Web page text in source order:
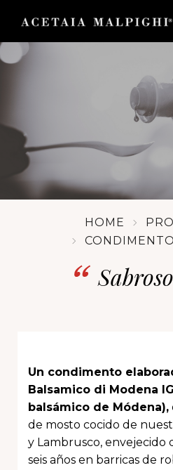
HOME
Un condimento
Balsamico di Modena
balsámico de Módena),
de mosto cocido de
y Lambrusco, envejecido
seis años en barricas de